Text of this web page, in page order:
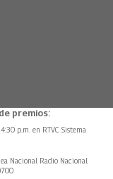
premios:
p.m. en RTVC Sistema
Nacional Radio Nacional